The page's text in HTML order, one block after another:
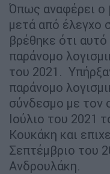
Όπως αναφέρει ο
μετά από έλεγχο
βρέθηκε ότι αυτό
παράνομο
του 2021.
παράνομο
σύνδεσμο με τον
Ιούλιο του 2021
Κουκάκη και
Σεπτέμβριο του
Ανδρουλάκη.